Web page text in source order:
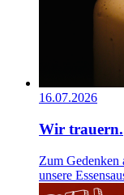
16.07.2026
Wir trauern.
Zum Gedenken
unsere